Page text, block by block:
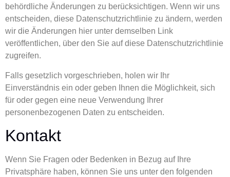
behördliche Änderungen zu berücksichtigen. Wenn wir uns
entscheiden, diese Datenschutzrichtlinie zu ändern, werden
wir die Änderungen hier unter demselben Link
veröffentlichen, über den Sie auf diese Datenschutzrichtlinie
zugreifen.
Falls gesetzlich vorgeschrieben, holen wir Ihr
Einverständnis ein oder geben Ihnen die Möglichkeit, sich
für oder gegen eine neue Verwendung Ihrer
personenbezogenen Daten zu entscheiden.
Kontakt
Wenn Sie Fragen oder Bedenken in Bezug auf Ihre
Privatsphäre haben, können Sie uns unter den folgenden